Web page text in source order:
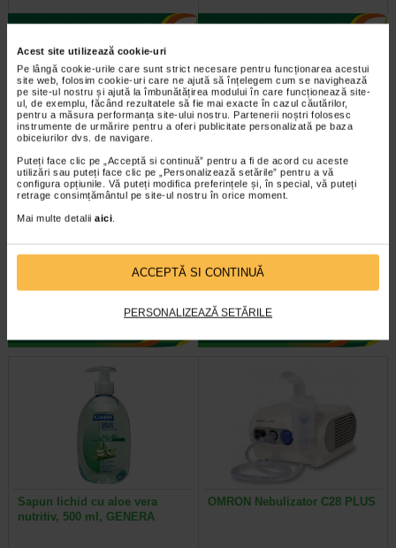
Acest site utilizează cookie-uri
Pe lângă cookie-urile care sunt strict necesare pentru funcționarea acestui
site web, folosim cookie-uri care ne ajută să înțelegem cum se navighează
pe site-ul nostru și ajută la îmbunătățirea modului în care funcționează site-
ul, de exemplu, făcând rezultatele să fie mai exacte în cazul căutărilor,
pentru a măsura performanța site-ului nostru. Partenerii noștri folosesc
instrumente de urmărire pentru a oferi publicitate personalizată pe baza
obiceiurilor dvs. de navigare.
Puteți face clic pe „Acceptă si continuă” pentru a fi de acord cu aceste
utilizări sau puteți face clic pe „Personalizează setările” pentru a vă
configura opțiunile. Vă puteți modifica preferințele și, în special, vă puteți
retrage consimțământul pe site-ul nostru în orice moment.
Mai multe detalii aici.
ACCEPTĂ SI CONTINUĂ
PERSONALIZEAZĂ SETĂRILE
Plătești 2, primești 3
ml, GENERA
mirosurilor neplacute cauzate de
transpiratie • …
Plătești 2, primești 3
Balsam pentru par cret si ondulat
Genera Dolce Natura - un rasfat pe
Sapun lichid cu aloe vera
nutritiv, 500 ml, GENERA
OMRON Nebulizator C28 PLUS